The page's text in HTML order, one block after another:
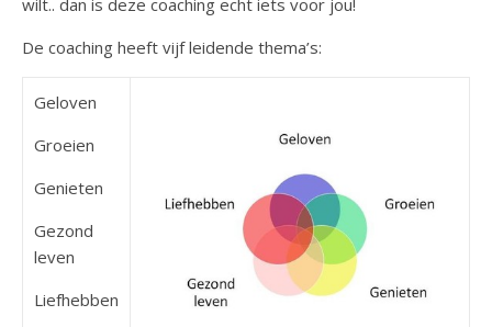
wilt.. dan is deze coaching echt iets voor jou!
De coaching heeft vijf leidende thema’s:
Geloven
Groeien
Genieten
Gezond
leven
Liefhebben